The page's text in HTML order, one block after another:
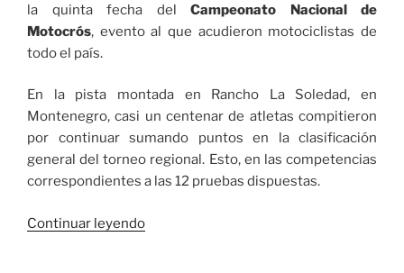
la quinta fecha del Campeonato Nacional de
Motocrós, evento al que acudieron motociclistas de
todo el país.
En la pista montada en Rancho La Soledad, en
Montenegro, casi un centenar de atletas compitieron
por continuar sumando puntos en la clasificación
general del torneo regional. Esto, en las competencias
correspondientes a las 12 pruebas dispuestas.
Continuar leyendo«El